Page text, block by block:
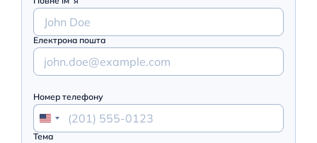
Електрона пошта
Номер телефону
Тема